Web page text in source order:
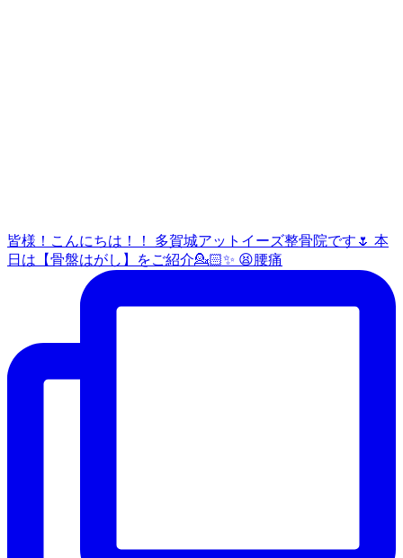
皆様！こんにちは！！ 多賀城アットイーズ整骨院です🌷 本
日は【骨盤はがし】をご紹介💁🏻✨ 😫腰痛